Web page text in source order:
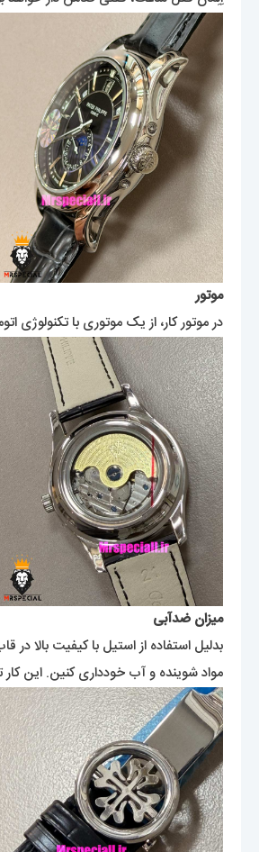
موتور
در موتور کار، از یک موتوری با تکنولوژی اتوماتیک
میزان ضدآبی
بدلیل استفاده از استیل با کیفیت بالا در
مواد شوینده و آب خودداری کنین.